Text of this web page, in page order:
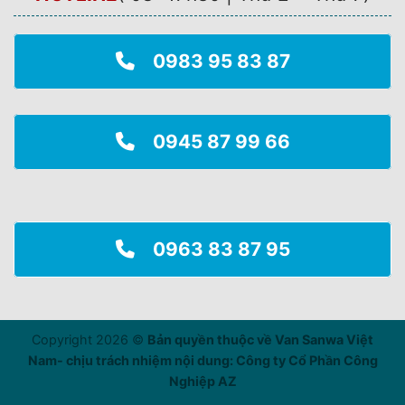
0983 95 83 87
0945 87 99 66
0963 83 87 95
Copyright 2026 © Bản quyền thuộc về Van Sanwa Việt
Nam- chịu trách nhiệm nội dung: Công ty Cổ Phần Công
Nghiệp AZ